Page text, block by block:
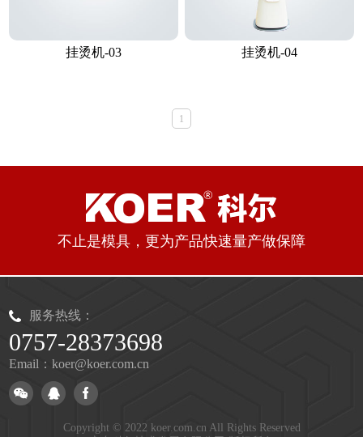
挂烫机-03 挂烫机-04
1
不止是模具，更为产品快速量产做保障
服务热线：
0757-28373698
Email：koer@koer.com.cn
Copyright © 2022 koer.com.cn All Rights Reserved